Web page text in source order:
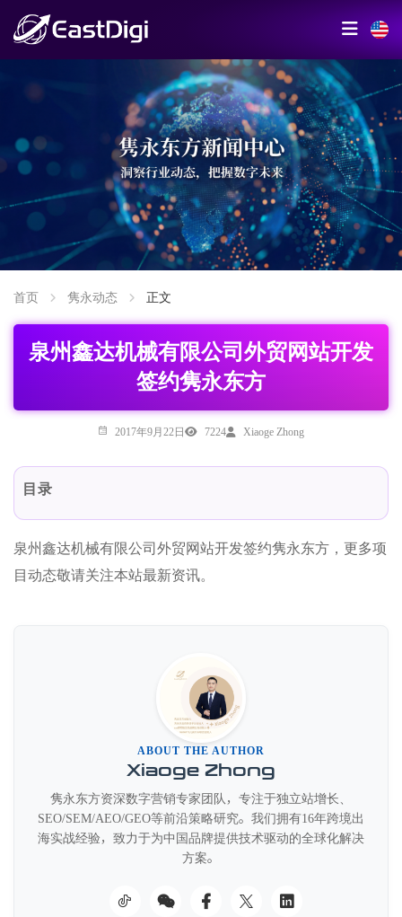
首页 隽永动态 正文
泉州鑫达机械有限公司外贸网站开发
签约隽永东方
2017年9月22日 7224 Xiaoge Zhong
目录
泉州鑫达机械有限公司外贸网站开发签约隽永东方，更多项
目动态敬请关注本站最新资讯。
ABOUT THE AUTHOR
Xiaoge Zhong
隽永东方资深数字营销专家团队，专注于独立站增长、
SEO/SEM/AEO/GEO等前沿策略研究。我们拥有16年跨境出
海实战经验，致力于为中国品牌提供技术驱动的全球化解决
方案。